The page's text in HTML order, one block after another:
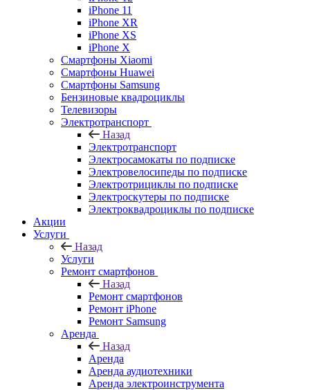
iPhone 11
iPhone XR
iPhone XS
iPhone X
Смартфоны Xiaomi
Смартфоны Huawei
Смартфоны Samsung
Бензиновые квадроциклы
Телевизоры
Электротранспорт
Назад
Электротранспорт
Электросамокаты по подписке
Электровелосипеды по подписке
Электротрициклы по подписке
Электроскутеры по подписке
Электроквадроциклы по подписке
Акции
Услуги
Назад
Услуги
Ремонт смартфонов
Назад
Ремонт смартфонов
Ремонт iPhone
Ремонт Samsung
Аренда
Назад
Аренда
Аренда аудиотехники
Аренда электроинструмента